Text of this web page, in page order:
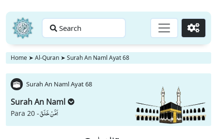
Search Go
Home ➤ Al-Quran ➤ Surah An Naml Ayat 68
Surah An Naml Ayat 68
Surah An Naml
Para 20 -اَمَّنْ خَلَقَ